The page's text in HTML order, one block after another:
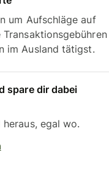
um Aufschläge auf
im Ausland tätigst.
spare dir dabei
egal wo.